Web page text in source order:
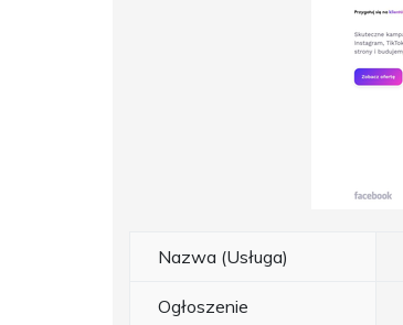
Nazwa (Usługa)
Ogłoszenie